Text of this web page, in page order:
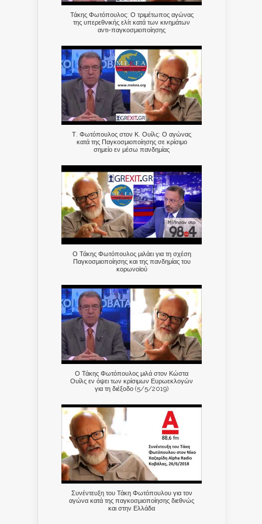
Τάκης Φωτόπουλος: Ο τριμέτωπος αγώνας
της υπερεθνικής ελίτ κατά των κινημάτων
αντι-παγκοσμιοποίησης
Τ. Φωτόπουλος στον Κ. Ουίλς: Ο αγώνας
κατά της Παγκοσμιοποίησης σε κρίσιμο
σημείο εν μέσω πανδημίας
Ο Τάκης Φωτόπουλος μιλάει για τη σχέση
Παγκοσμιοποίησης και της πανδημίας του
κορωνοϊού
Ο Τάκης Φωτόπουλος μιλά στον Κώστα
Ουίλς εν όψει των κρίσιμων Ευρωεκλογών
για τη διέξοδο (5/5/2019)
Συνέντευξη του Τάκη Φωτόπουλου για τον
αγώνα κατά της παγκοσμιοποίησης διεθνώς
και στην Ελλάδα